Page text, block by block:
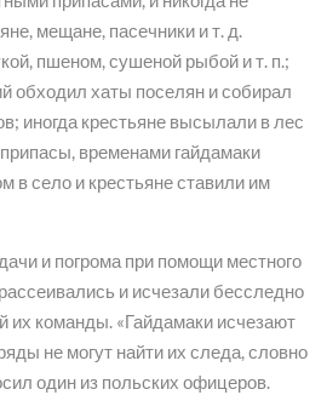
мещане, пасечники и т. д.
пшеном, сушеной рыбой и т. п.;
обходил хаты поселян и собирал
иногда крестьяне высылали в лес
временами гайдамаки
в село и крестьяне ставили им
и погрома при помощи местного
и исчезали бесследно
их команды. «Гайдамаки исчезают
не могут найти их следа, словно
один из польских офицеров.